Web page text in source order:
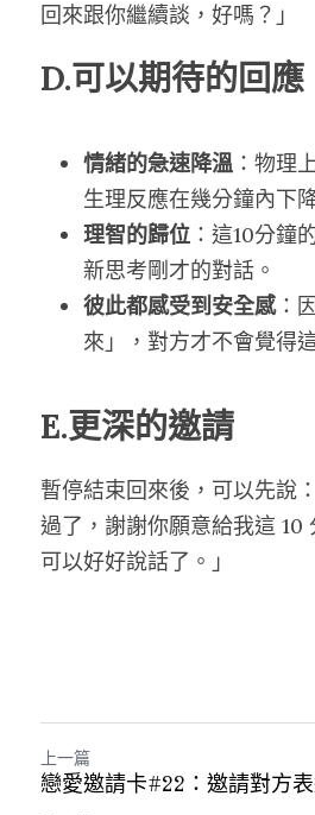
回來跟你繼續談，好嗎？」
D.可以期待的回應
情緒的急速降溫 ：物理
生理反應在幾分鐘內下
理智的歸位 ：這10分鐘
新思考剛才的對話。
彼此都感受到安全感：
來」，對方才不會覺得
E.更深的邀請
暫停結束回來後，可以先說
過了，謝謝你願意給我這 10
可以好好說話了。」
上一篇
戀愛邀請卡#22：邀請對方